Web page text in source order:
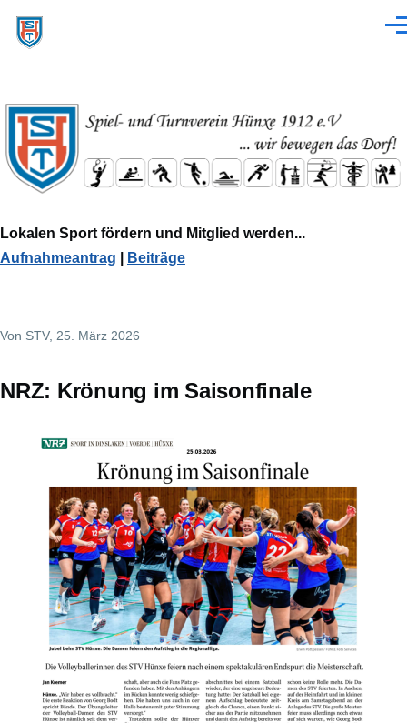
Lokalen Sport fördern und Mitglied werden...
Aufnahmeantrag
Beiträge
Von STV, 25. März 2026
NRZ: Krönung im Saisonfinale